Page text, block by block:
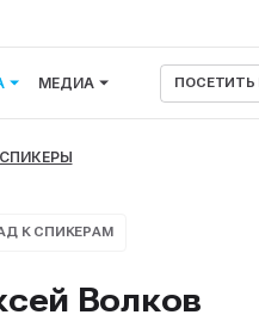
МЕДИА ПОСЕТИТЬ
СПИКЕРЫ
К СПИКЕРАМ
Волков